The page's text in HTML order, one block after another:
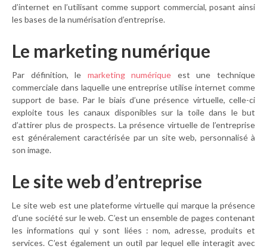
d’internet en l’utilisant comme support commercial, posant ainsi
les bases de la numérisation d’entreprise.
Le marketing numérique
Par définition, le marketing numérique est une technique
commerciale dans laquelle une entreprise utilise internet comme
support de base. Par le biais d’une présence virtuelle, celle-ci
exploite tous les canaux disponibles sur la toile dans le but
d’attirer plus de prospects. La présence virtuelle de l’entreprise
est généralement caractérisée par un site web, personnalisé à
son image.
Le site web d’entreprise
Le site web est une plateforme virtuelle qui marque la présence
d’une société sur le web. C’est un ensemble de pages contenant
les informations qui y sont liées : nom, adresse, produits et
services. C’est également un outil par lequel elle interagit avec